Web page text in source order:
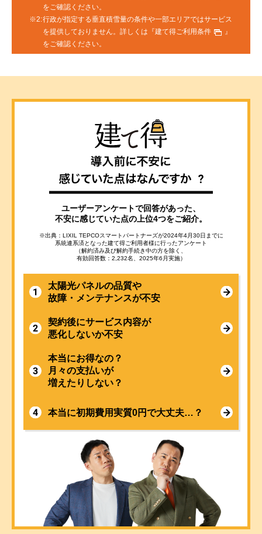
をご確認ください。
行政が指定する垂直積雪量の条件や一部エリアではサービス
を提供しておりません。詳しくは 『建て得ご利用条件
』
をご確認ください。
ユーザーアンケートで回答があった、
不安に感じていた点の上位4つをご紹介。
※出典：LIXIL TEPCOスマートパートナーズが2024年4月30日までに
系統連系済となった建て得ご利用者様に行ったアンケート
（解約済み及び解約手続き中の方を除く、
有効回答数：2,232名、2025年6月実施）
太陽光パネルの品質や
故障・メンテナンスが不安
契約後にサービス内容が
悪化しないか不安
本当にお得なの？
月々の支払いが
増えたりしない？
本当に初期費用実質0円で大丈夫…？